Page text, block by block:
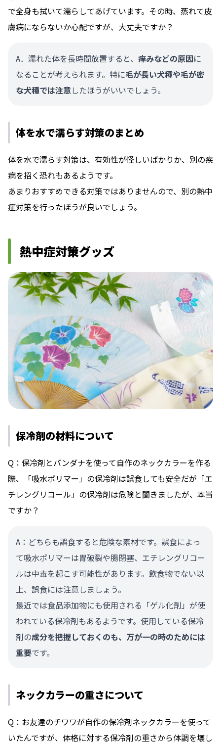
で全身も拭いて濡らしてあげています。その時、蒸れて皮
膚病にならないか心配ですが、大丈夫ですか？
A．濡れた体を長時間放置すると、 痒みなどの原因に
なることが考えられます。特に毛が長い犬種や毛が密
な犬種では注意 したほうがいいでしょう。
体を水で濡らす対策のまとめ
体を水で濡らす対策は、有効性が怪しいばかりか、別の疾
病を招く恐れもあるようです。
あまりおすすめできる対策ではありませんので、別の熱中
症対策を行ったほうが良いでしょう。
熱中症対策グッズ
保冷剤の材料について
Q：保冷剤とバンダナを使って自作のネックカラーを作る
際、「吸水ポリマー」の保冷剤は誤食しても安全だが「エ
チレングリコール」の保冷剤は危険と聞きましたが、本当
ですか？
A：どちらも誤食すると危険な素材です。誤食によっ
て吸水ポリマーは胃破裂や腸閉塞、エチレングリコー
ルは中毒を起こす可能性があります。飲食物でない以
上、誤食には注意しましょう。
最近では食品添加物にも使用される「ゲル化剤」が使
われている保冷剤もあるようです。使用している保冷
剤の成分を把握しておくのも、万が一の時のためには
重要です。
ネックカラーの重さについて
Q：お友達のチワワが自作の保冷剤ネックカラーを使って
いたんですが、体格に対する保冷剤の重さから体調を壊し